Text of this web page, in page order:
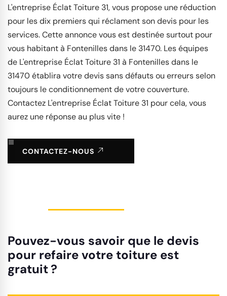
L'entreprise Éclat Toiture 31, vous propose une réduction
pour les dix premiers qui réclament son devis pour les
services. Cette annonce vous est destinée surtout pour
vous habitant à Fontenilles dans le 31470. Les équipes
de L'entreprise Éclat Toiture 31 à Fontenilles dans le
31470 établira votre devis sans défauts ou erreurs selon
toujours le conditionnement de votre couverture.
Contactez L'entreprise Éclat Toiture 31 pour cela, vous
aurez une réponse au plus vite !
CONTACTEZ-NOUS
Pouvez-vous savoir que le devis
pour refaire votre toiture est
gratuit ?